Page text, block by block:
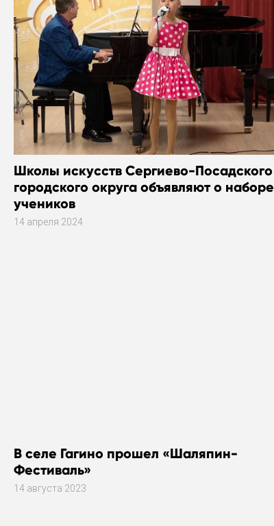
Школы искусств Сергиево-Посадского
городского округа объявляют о наборе
учеников
14 апреля 2024
В селе Гагино прошел «Шаляпин-
Фестиваль»
14 августа 2023